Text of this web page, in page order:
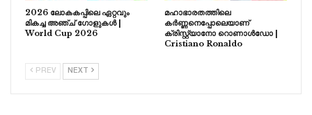
2026 ലോകകപ്പിലെ ഏറ്റവും
മികച്ച അഞ്ച് ഗോളുകൾ |
World Cup 2026
മഹാഭാരതത്തിലെ
കർണ്ണനെപ്പോലെയാണ്
ക്രിസ്റ്റ്യാനോ റൊണാൾഡോ |
Cristiano Ronaldo
PREV NEXT